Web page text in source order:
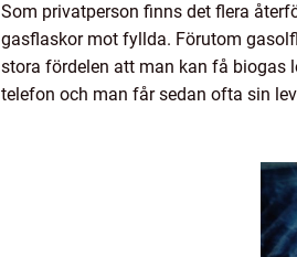
Som privatperson finns det flera
gasflaskor mot fyllda. Förutom
stora fördelen att man kan få biogas
telefon och man får sedan ofta sin